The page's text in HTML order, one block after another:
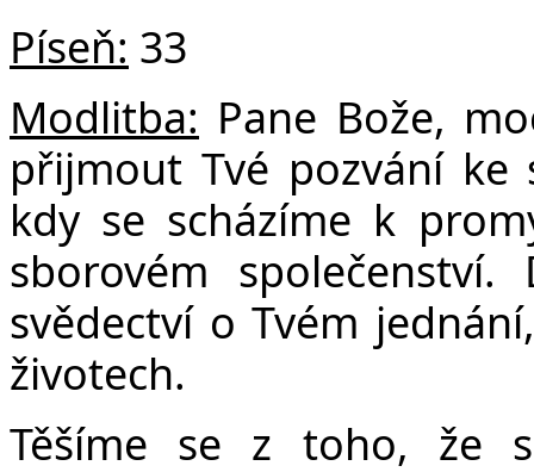
Píseň: 33
Modlitba: Pane Bože,
přijmout Tvé pozvání ke
kdy se scházíme k
sborovém
svědectví o Tvém
životech.
Těšíme se z toho, že